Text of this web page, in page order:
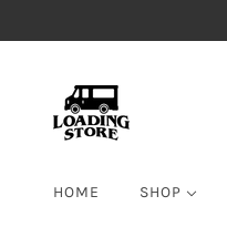
HOME SHOP